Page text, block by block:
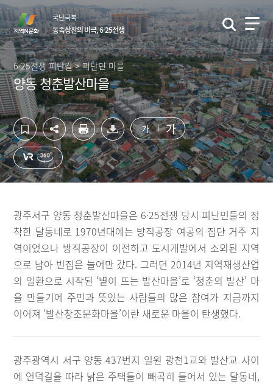
컨
텐
츠
영
역
바
로
가
기
하
단
영
역
바
로
가
기
국난극복
동족상잔의 비극, 6·25전쟁
6·25전쟁 피난길 > 피난민 마을
양동 청춘발산마을
가 가
광주서구 양동 청춘발산마을은 6·25전쟁 당시 피난민들의 정
착한 달동네로 1970년대에는 방직공장 여공의 집단 거주 지
역이었으나 방직공장이 이전하고 도시개발에서 소외된 지역
으로 남아 빈집은 늘어만 갔다. 그러던 2014년 지역재생산업
의 일환으로 시작된 ‘볕이 뜨는 발산마을’로 ‘청춘의 발산’ 마
을 만들기에 주민과 뜻있는 사람들의 많은 참여가 지금까지
이어져 ‘발산창조문화마을’이란 새로운 마을이 탄생했다.
광주광역시 서구 양동 437번지 일원 광천1교와 발산교 사이
에 언덕길을 따라 낡은 주택들이 빼곡히 들어서 있는 달동네,